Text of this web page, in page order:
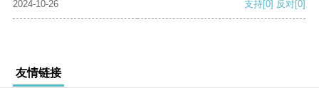
2024-10-26
支持[0] 反对[0]
友情链接